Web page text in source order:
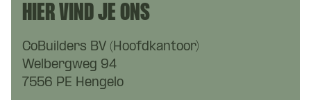
HIER VIND JE ONS
CoBuilders BV (Hoofdkantoor)
Welbergweg 94
7556 PE Hengelo